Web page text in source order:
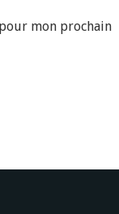
mon prochain